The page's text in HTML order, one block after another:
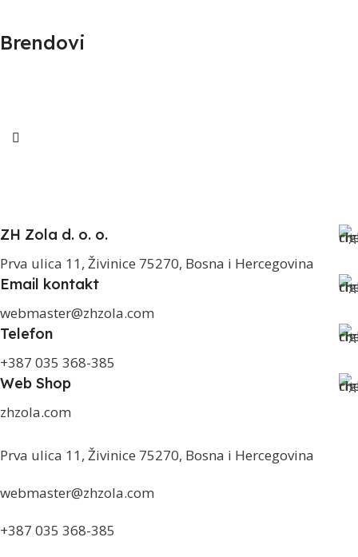
Brendovi
ZH Zola d. o. o.
Prva ulica 11, Živinice 75270, Bosna i Hercegovina
Email kontakt
webmaster@zhzola.com
Telefon
+387 035 368-385
Web Shop
zhzola.com
Prva ulica 11, Živinice 75270, Bosna i Hercegovina
webmaster@zhzola.com
+387 035 368-385